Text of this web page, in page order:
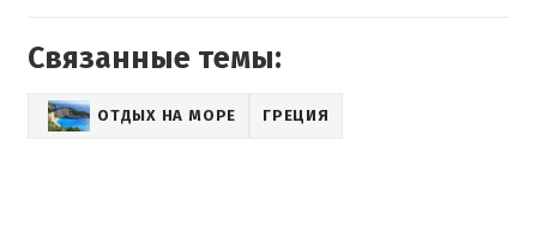
Связанные темы:
ОТДЫХ НА МОРЕ ГРЕЦИЯ